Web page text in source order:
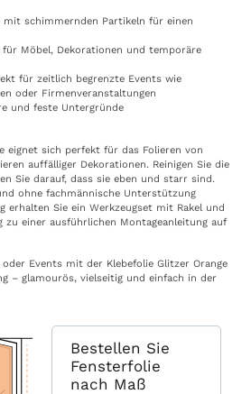
mit schimmernden Partikeln für einen
Möbel, Dekorationen und temporäre
für zeitlich begrenzte Events wie
oder Firmenveranstaltungen
und feste Untergründe
eignet sich perfekt für das Folieren von
auffälliger Dekorationen. Reinigen Sie die
Sie darauf, dass sie eben und starr sind.
ohne fachmännische Unterstützung
erhalten Sie ein Werkzeugset mit Rakel und
zu einer ausführlichen Montageanleitung auf
oder Events mit der Klebefolie Glitzer Orange
– glamourös, vielseitig und einfach in der
Bestellen Sie
Fensterfolie
nach Maß